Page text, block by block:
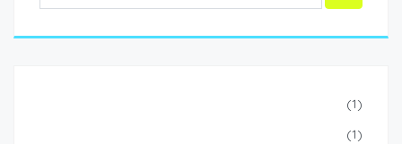
(1)
(1)